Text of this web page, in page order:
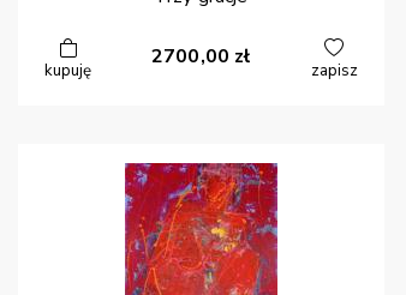
kupuję
2700,00 zł
zapisz